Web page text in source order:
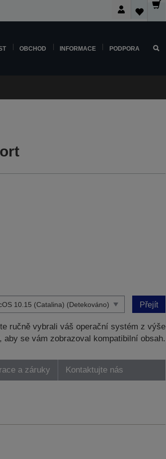
OBCHOD INFORMACE PODPORA
Přejít
ručně vybrali váš operační systém z výše
aby se vám zobrazoval kompatibilní obsah.
a záruky Kontaktujte nás